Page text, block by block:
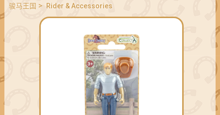
骏马王国 > Rider & Accessories